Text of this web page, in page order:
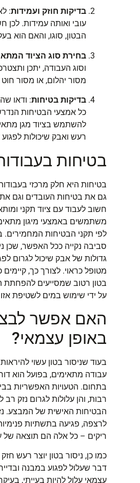
בדיקות חוזק ועמידות:
עובי ואותה עמידות. לכן
הבטון, סוגו, והאם הוא
בחירת סוג הציוד
וסוג העבודה, יתכן
מסור יהלום, או מסור חוט
בדיקות בטיחות: ודאו
כל אמצעי הבטיחות
להשתמש בציוד מגן
רעש ואבק שיכולות
בטיחות
בטיחות היא חלק מרכזי
גם את בטיחות העובדים וגם
חשוב לעבוד עם ציוד תקני
משתמשים באמצעי מיגון
לפי תקני הבטיחות המחמירים.
סביבה נקייה ככל האפשר, שכן
גדולות של אבק שיכול לגרום
מטופל כראוי. לצורך כך, קיימים
בטון רטוב שמסייעים להפחתת
על ידי שימוש במים לשטיפת
האם אפשר
באופן עצמאי?
בעוד שניסור בטון עשוי
עבודה מתאימים, בפועל הוא
בתחום. הטעויות האפשריות
רבות, והן עלולות לגרום נזק
הבטיחות האישית של המבצע.
לרצפה, פגיעה בתשתיות
ריקים – כל אלה הם תוצאה של
כמו כן, ניסור בטון יוצר רעש
דבר שעלול לפגוע במבנה
עצמאי עלול להיות בעייתי,